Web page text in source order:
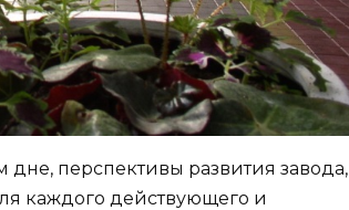
дне, перспективы развития завода,
каждого действующего и